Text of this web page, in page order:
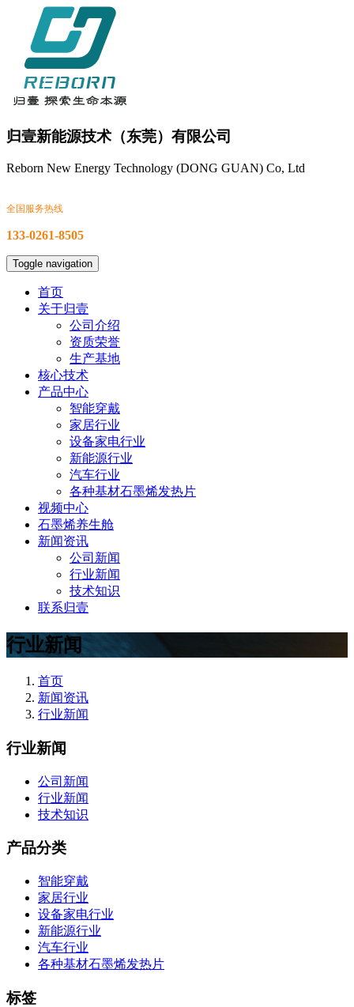
归壹新能源技术（东莞）有限公司
Reborn New Energy Technology (DONG GUAN) Co, Ltd
全国服务热线
133-0261-8505
Toggle navigation
首页
关于归壹
公司介绍
资质荣誉
生产基地
核心技术
产品中心
智能穿戴
家居行业
设备家电行业
新能源行业
汽车行业
各种基材石墨烯发热片
视频中心
石墨烯养生舱
新闻资讯
公司新闻
行业新闻
技术知识
联系归壹
行业新闻
首页
新闻资讯
行业新闻
行业新闻
公司新闻
行业新闻
技术知识
产品分类
智能穿戴
家居行业
设备家电行业
新能源行业
汽车行业
各种基材石墨烯发热片
标签